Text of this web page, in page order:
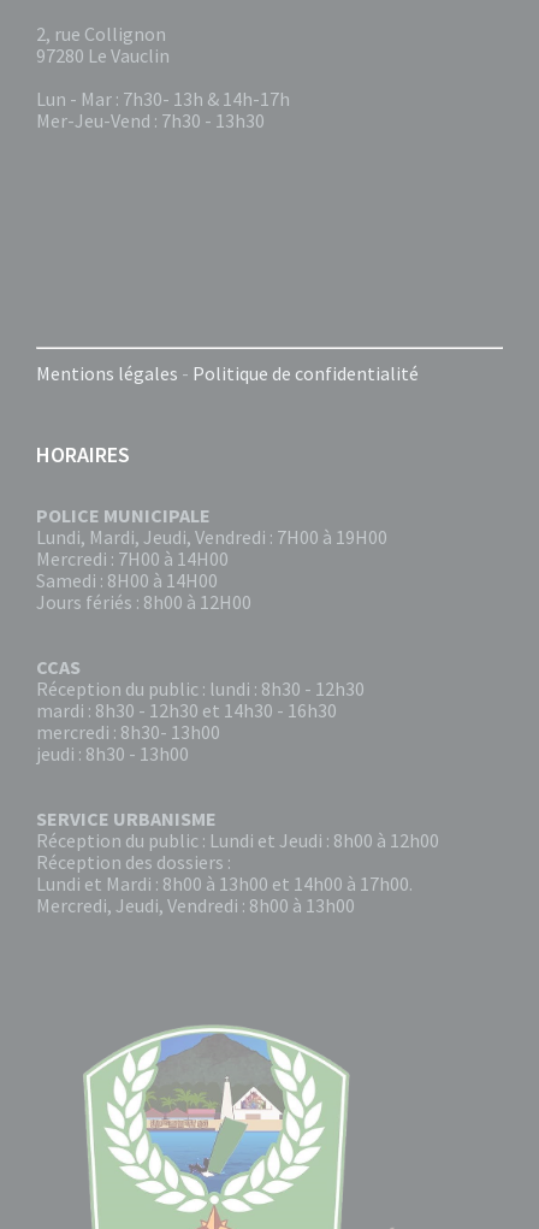
2, rue Collignon
97280 Le Vauclin
Lun - Mar : 7h30- 13h & 14h-17h
Mer-Jeu-Vend : 7h30 - 13h30
Mentions légales - Politique de confidentialité
HORAIRES
POLICE MUNICIPALE
Lundi, Mardi, Jeudi, Vendredi : 7H00 à 19H00
Mercredi : 7H00 à 14H00
Samedi : 8H00 à 14H00
Jours fériés : 8h00 à 12H00
CCAS
Réception du public : lundi : 8h30 - 12h30
mardi : 8h30 - 12h30 et 14h30 - 16h30
mercredi : 8h30- 13h00
jeudi : 8h30 - 13h00
SERVICE URBANISME
Réception du public : Lundi et Jeudi : 8h00 à 12h00
Réception des dossiers :
Lundi et Mardi : 8h00 à 13h00 et 14h00 à 17h00.
Mercredi, Jeudi, Vendredi : 8h00 à 13h00